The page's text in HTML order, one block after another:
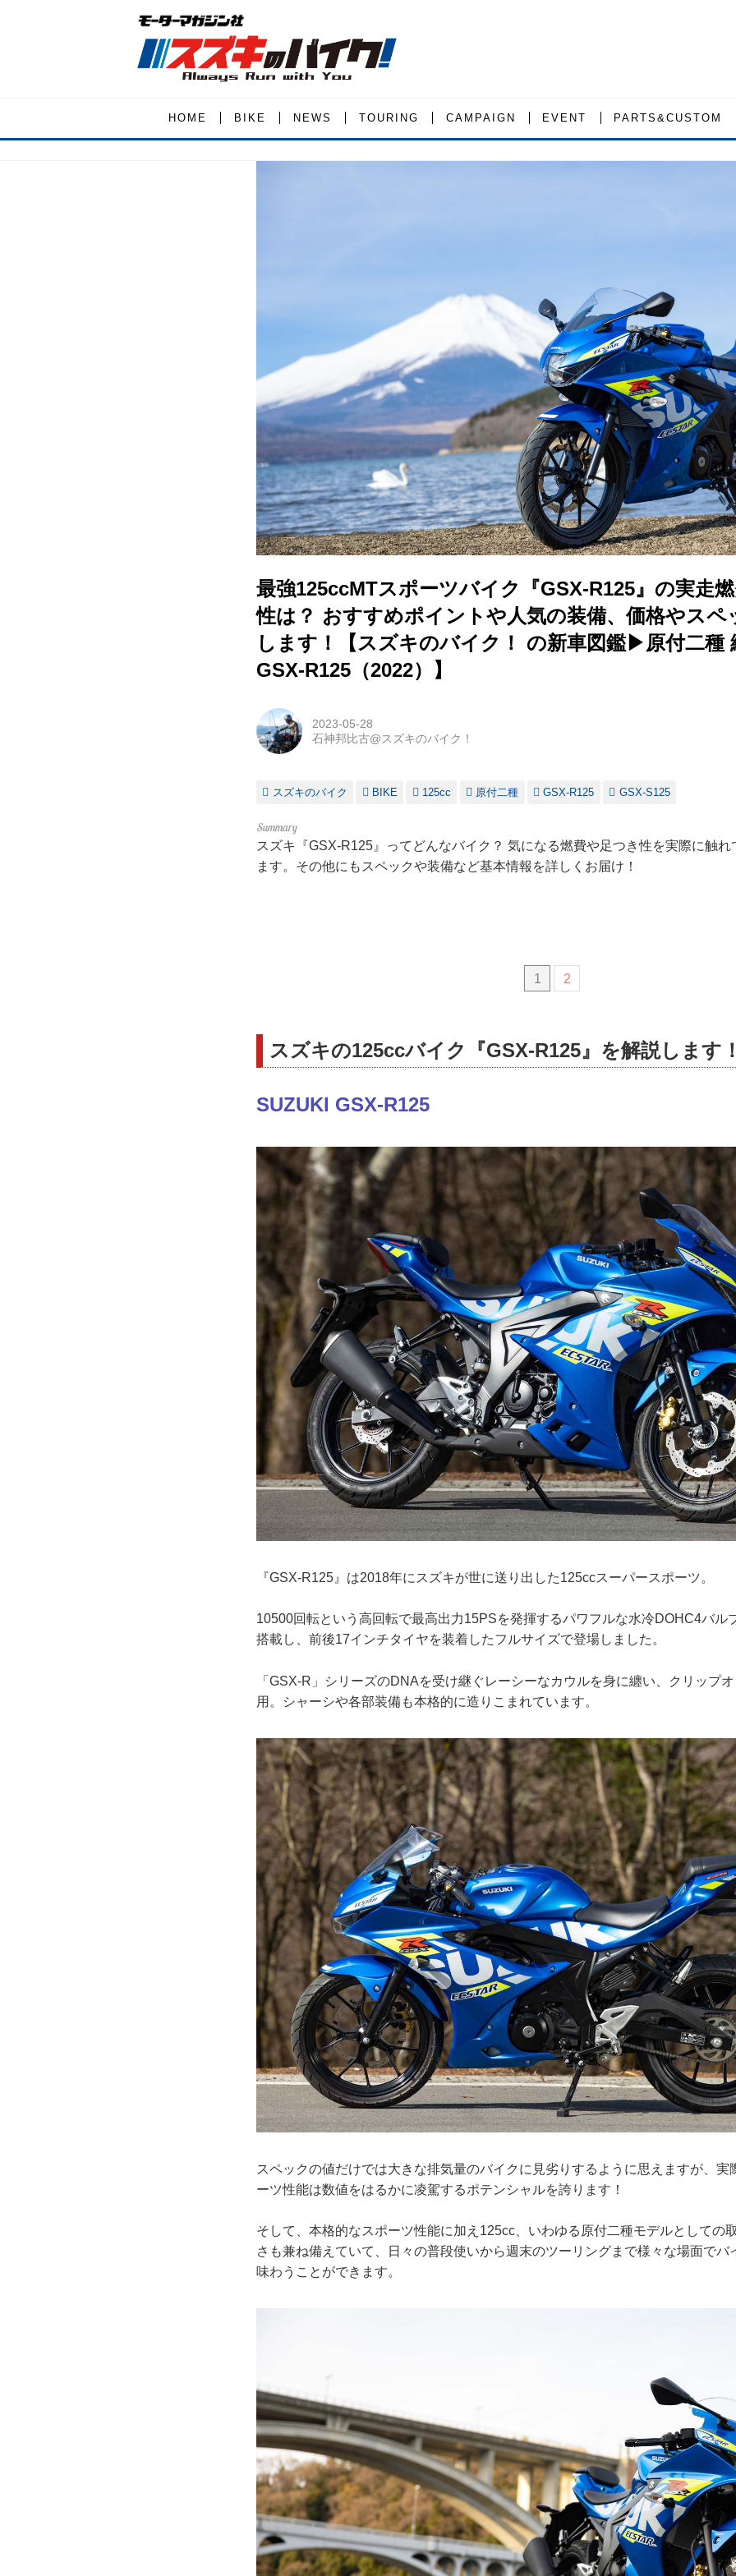
HOME BIKE NEWS TOURING CAMPAIGN EVENT PARTS&CUSTOM
最強125ccMTスポーツバイク『GSX-R125』の実走
性は？ おすすめポイントや人気の装備、価格やスペ
します！【スズキのバイク！ の新車図鑑▶原付二種
GSX-R125（2022）】
2023-05-28
石神邦比古@スズキのバイク！
スズキのバイク BIKE 125cc 原付二種 GSX-R125 GSX-S125
スズキ『GSX-R125』ってどんなバイク？ 気になる燃費や足つき性を実際に触れ
ます。その他にもスペックや装備など基本情報を詳しくお届け！
1 2
スズキの125ccバイク『GSX-R125』を解説します！
SUZUKI GSX-R125
『GSX-R125』は2018年にスズキが世に送り出した125ccスーパースポーツ。
10500回転という高回転で最高出力15PSを発揮するパワフルな水冷DOHC4バル
搭載し、前後17インチタイヤを装着したフルサイズで登場しました。
「GSX-R」シリーズのDNAを受け継ぐレーシーなカウルを身に纏い、クリップ
用。シャーシや各部装備も本格的に造りこまれています。
スペックの値だけでは大きな排気量のバイクに見劣りするように思えますが、実
ーツ性能は数値をはるかに凌駕するポテンシャルを誇ります！
そして、本格的なスポーツ性能に加え125cc、いわゆる原付二種モデルとしての
さも兼ね備えていて、日々の普段使いから週末のツーリングまで様々な場面でバ
味わうことができます。